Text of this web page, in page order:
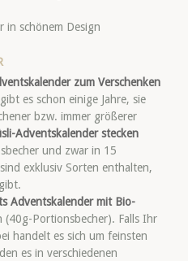
es schon einige Jahre, sie
bzw. immer größerer
Adventskalender stecken
und zwar in 15
exklusiv Sorten enthalten,
Adventskalender mit Bio-
Portionsbecher). Falls Ihr
handelt es sich um feinsten
es in verschiedenen